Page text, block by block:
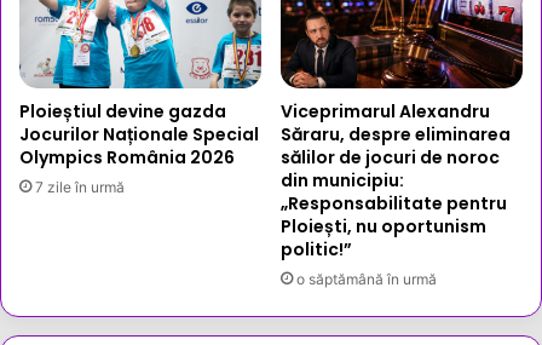
Ploieștiul devine gazda
Jocurilor Naționale Special
Olympics România 2026
7 zile în urmă
Viceprimarul Alexandru
Săraru, despre eliminarea
sălilor de jocuri de noroc
din municipiu:
„Responsabilitate pentru
Ploiești, nu oportunism
politic!”
o săptămână în urmă